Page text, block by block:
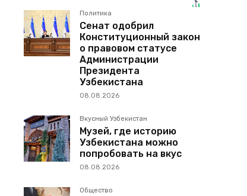
Политика
Сенат одобрил
Конституционный закон
о правовом статусе
Администрации
Президента
Узбекистана
08.08.2026
Вкусный Узбекистан
Музей, где историю
Узбекистана можно
попробовать на вкус
08.08.2026
Общество